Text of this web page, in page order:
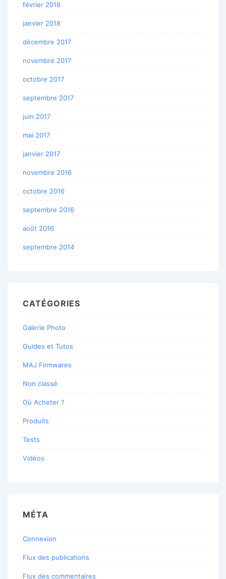
février 2018
janvier 2018
décembre 2017
novembre 2017
octobre 2017
septembre 2017
juin 2017
mai 2017
janvier 2017
novembre 2016
octobre 2016
septembre 2016
août 2016
septembre 2014
CATÉGORIES
Galerie Photo
Guides et Tutos
MAJ Firmwares
Non classé
Où Acheter ?
Produits
Tests
Vidéos
MÉTA
Connexion
Flux des publications
Flux des commentaires